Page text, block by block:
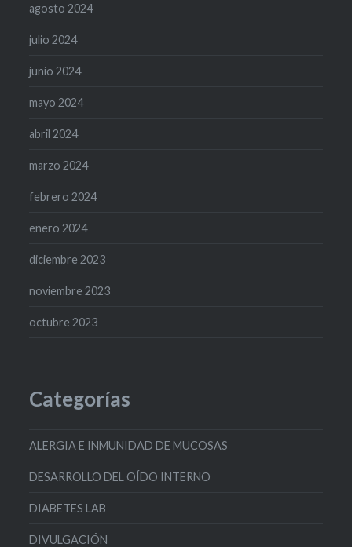
agosto 2024
julio 2024
junio 2024
mayo 2024
abril 2024
marzo 2024
febrero 2024
enero 2024
diciembre 2023
noviembre 2023
octubre 2023
Categorías
ALERGIA E INMUNIDAD DE MUCOSAS
DESARROLLO DEL OÍDO INTERNO
DIABETES LAB
DIVULGACIÓN